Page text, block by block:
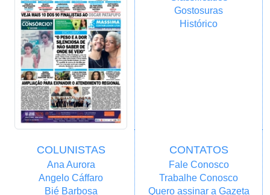
Gostosuras
Histórico
COLUNISTAS
Ana Aurora
Angelo Cáffaro
Bié Barbosa
CONTATOS
Fale Conosco
Trabalhe Conosco
Quero assinar a Gazeta